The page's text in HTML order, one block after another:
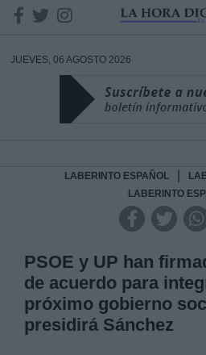
JUEVES, 06 AGOSTO 2026
LABERINTO ESPAÑOL
LABERINTO
PSOE y UP han
de acuerdo para
próximo gobierno
presidirá Sánchez
DATOS
Responsable:
Destinatarios: